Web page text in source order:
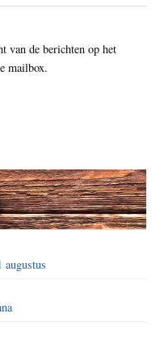
van de berichten op het
mailbox.